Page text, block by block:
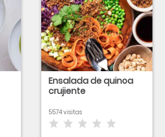
Ensalada de quinoa
crujiente
5574 visitas